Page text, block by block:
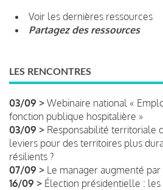
Voir les dernières ressources
Partagez des ressources
LES RENCONTRES
03/09 > Webinaire national «
fonction publique hospitalière »
03/09 > Responsabilité territoriale
leviers pour des territoires plus
résilients ?
07/09 > Le manager augmenté par
16/09 > Élection présidentielle : les